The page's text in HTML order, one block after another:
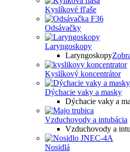
Kyslíkové fľaše
Odsávačky
Laryngoskopy
Laryngoskopy
Kyslíkový koncentrátor
Dýchacie vaky a masky
Dýchacie vaky a
Vzduchovody a intubácia
Vzduchovody a
Nosidlá